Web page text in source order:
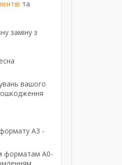
та
заміну з
вашого
А3 -
форматам А0-